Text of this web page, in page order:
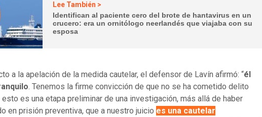
Lee También >
Identifican al paciente cero del brote de hantavirus en un
crucero: era un ornitólogo neerlandés que viajaba con su
esposa
a la apelación de la medida cautelar, el defensor de Lavín afirmó: “él
. Tenemos la firme convicción de que no se ha cometido delito
esto es una etapa preliminar de una investigación, más allá de haber
en prisión preventiva, que a nuestro juicio es una cautelar